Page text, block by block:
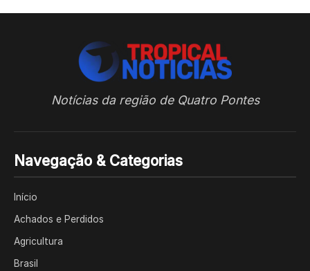
Notícias da região de Quatro Pontes
Navegação & Categorias
Início
Achados e Perdidos
Agricultura
Brasil